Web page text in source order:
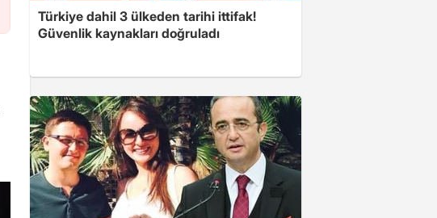
Türkiye dahil 3 ülkeden tarihi ittifak!
Güvenlik kaynakları doğruladı